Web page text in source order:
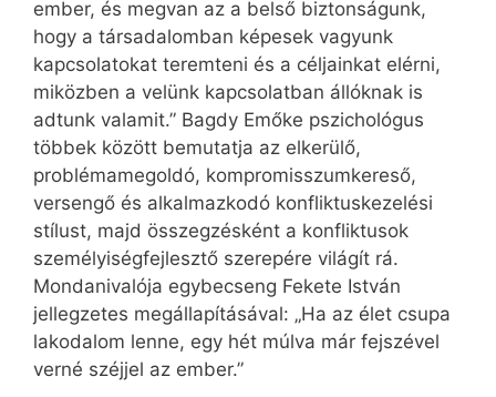
ember, és megvan az a belső biztonságunk,
hogy a társadalomban képesek vagyunk
kapcsolatokat teremteni és a céljainkat elérni,
miközben a velünk kapcsolatban állóknak is
adtunk valamit.” Bagdy Emőke pszichológus
többek között bemutatja az elkerülő,
problémamegoldó, kompromisszumkereső,
versengő és alkalmazkodó konfliktuskezelési
stílust, majd összegzésként a konfliktusok
személyiségfejlesztő szerepére világít rá.
Mondanivalója egybecseng Fekete István
jellegzetes megállapításával: „Ha az élet csupa
lakodalom lenne, egy hét múlva már fejszével
verné széjjel az ember.”